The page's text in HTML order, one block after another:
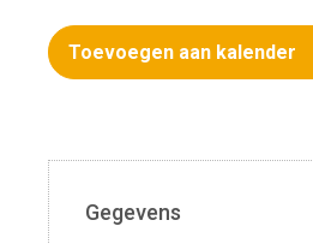
Toevoegen aan kalender
Gegevens